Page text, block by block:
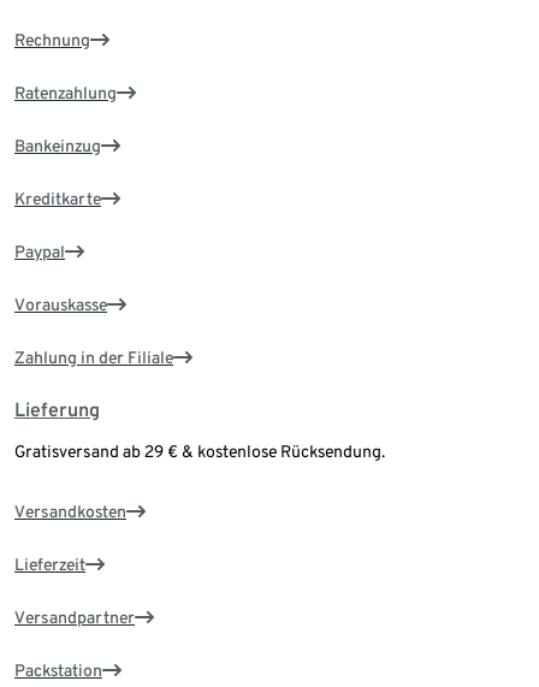
Rechnung
Ratenzahlung
Bankeinzug
Kreditkarte
Paypal
Vorauskasse
Zahlung in der Filiale
Lieferung
Gratisversand ab 29 € & kostenlose Rücksendung.
Versandkosten
Lieferzeit
Versandpartner
Packstation